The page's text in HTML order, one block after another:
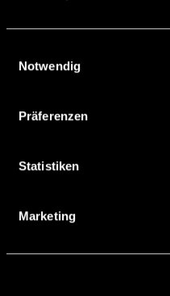
Notwendig
Präferenzen
Statistiken
Marketing
Rapp